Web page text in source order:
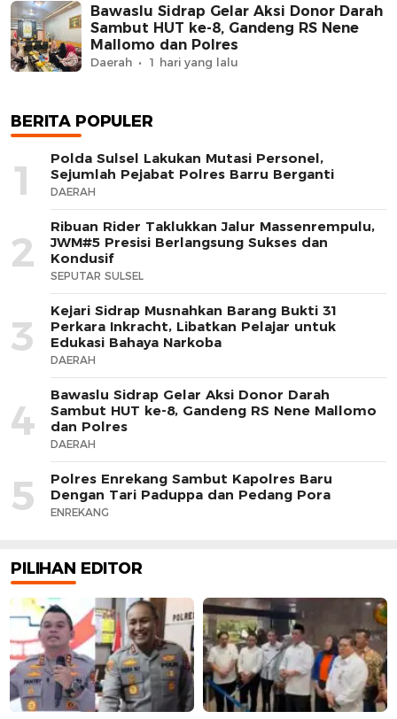
Bawaslu Sidrap Gelar Aksi Donor Darah
Sambut HUT ke-8, Gandeng RS Nene
Mallomo dan Polres
Daerah 1 hari yang lalu
BERITA POPULER
1
Polda Sulsel Lakukan Mutasi Personel,
Sejumlah Pejabat Polres Barru Berganti
DAERAH
2
Ribuan Rider Taklukkan Jalur Massenrempulu,
JWM#5 Presisi Berlangsung Sukses dan
Kondusif
SEPUTAR SULSEL
3
Kejari Sidrap Musnahkan Barang Bukti 31
Perkara Inkracht, Libatkan Pelajar untuk
Edukasi Bahaya Narkoba
DAERAH
4
Bawaslu Sidrap Gelar Aksi Donor Darah
Sambut HUT ke-8, Gandeng RS Nene Mallomo
dan Polres
DAERAH
5
Polres Enrekang Sambut Kapolres Baru
Dengan Tari Paduppa dan Pedang Pora
ENREKANG
PILIHAN EDITOR